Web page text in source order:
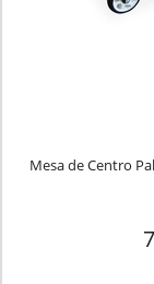
Mesa de Centro